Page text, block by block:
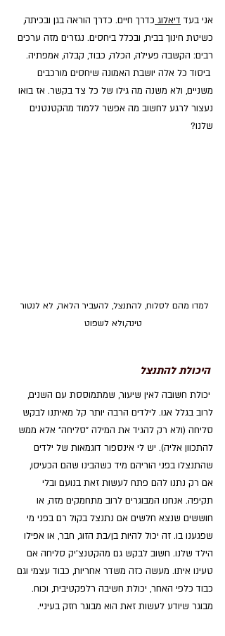
אני בעד דיאלוג כדרך חיים. כדרך הוראה בגן ובכיתה,
כשיטת חינוך בבית, ובכלל ביחסים. נגזרים מזה ערכים
רבים: הקשבה פעילה, הכלה, כבוד, קבלה, אמפתיה.
ביסוד כל אלה יושבת האמונה שיחסים מורכבים
משניים, ולא משנה מה גילו של כל צד בקשר. אז בואו
נעצור לרגע לחשוב מה אפשר ללמוד מהקטנטנים
שלנו?
למדו מהם לסלוח, להתנצל, להעביר הלאה, לא לנטור
טינה,ולא לשפוט
היכולת להתנצל
יכולת חשובה לאין שיעור, שמתמוססת עם השנים,
לרוב בגלל אגו. לילדים הרבה יותר קל מאיתנו לבקש
סליחה (ולא רק להגיד את המילה "סליחה" אלא ממש
להתכוון אליה). יש לי אינספור דוגמאות של ילדים
שהתנצלו בפני הוריהם מיד כשהבינו שהם הכעיסו,
אם רק נתנו להם פתח לעשות זאת בנועם ובלי
תקיפה. אנחנו המבוגרים לרוב מתחמקים מזה, או
חוששים שנצא חלשים אם נתנצל בקול רם בפני מי
שפגענו בו. זה יכול להיות בן/בת הזוג, חבר, או אפילו
הילד שלנו. חשוב לבקש גם מהקטנצ'יק סליחה אם
טעינו איתו. מעשה כזה משדר אחריות, כבוד עצמי וגם
כבוד כלפי האחר, יכולת חשיבה רלפקטיבית, וכוח.
מבוגר שיודע לעשות זאת הוא מבוגר חזק בעיניי.